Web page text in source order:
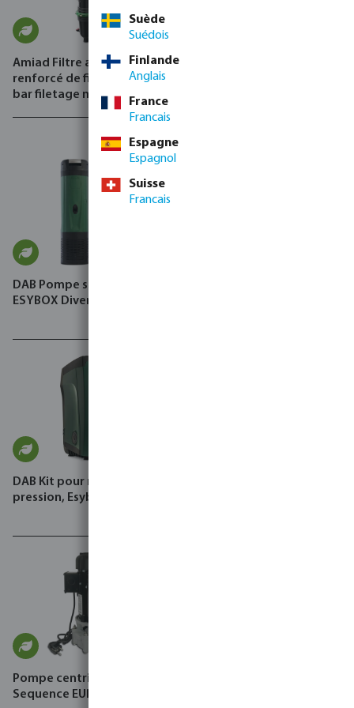
Amiad Filtre automatique
renforcé de fibre de nylon 8
bar filetage mâle noir/vert
type Mini Sigma Angle
DAB Pompe submersible,
ESYBOX Diver
DAB Kit pour réservoir sous
pression, Esybox
Pompe centrifuge,
Sequence EURO
Suède
Suédois
Finlande
Anglais
France
Francais
Espagne
Espagnol
Suisse
Francais